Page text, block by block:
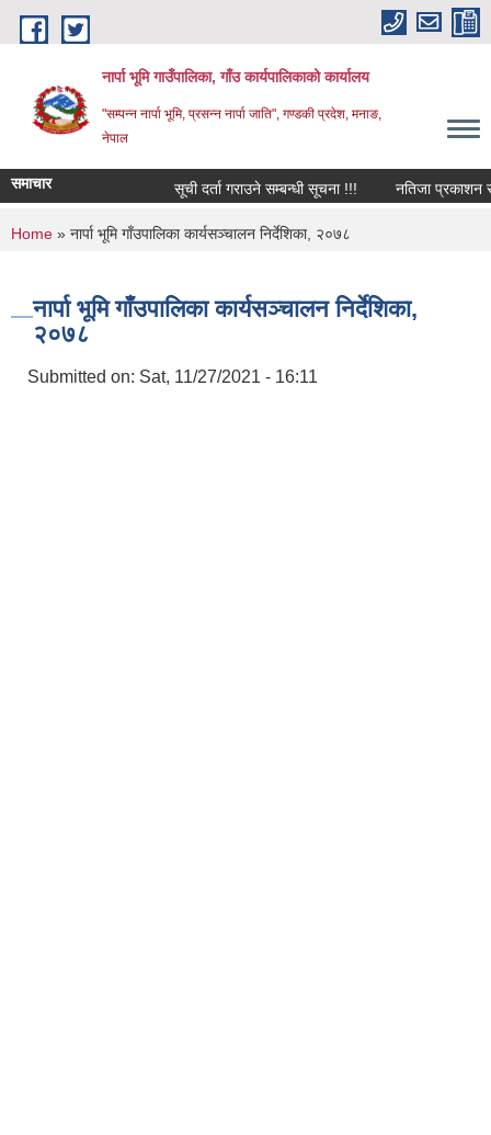
Skip to main content
नार्पा भूमि गाउँपालिका, गाँउ कार्यपालिकाको कार्यालय
"सम्पन्न नार्पा भूमि, प्रसन्न नार्पा जाति", गण्डकी प्रदेश, मनाङ,
नेपाल
समाचार सूची दर्ता गराउने सम्बन्धी सूचना !!! नतिजा प्रकाशन
You are here
Home » नार्पा भूमि गाँउपालिका कार्यसञ्चालन निर्देशिका, २०७८
नार्पा भूमि गाँउपालिका कार्यसञ्चालन निर्देशिका,
२०७८
Submitted on: Sat, 11/27/2021 - 16:11